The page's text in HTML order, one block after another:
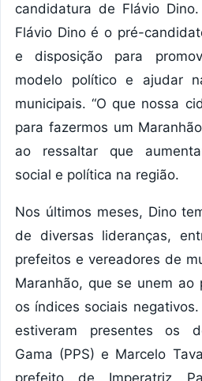
candidatura de Flávio
Flávio Dino é o pré-
e disposição para
modelo político e ajudar
municipais. “O que nossa
para fazermos um
ao ressaltar que
social e política na região.
Nos últimos meses, Dino
de diversas lideranças,
prefeitos e vereadores de
Maranhão, que se unem ao
os índices sociais
estiveram presentes os
Gama (PPS) e Marcelo